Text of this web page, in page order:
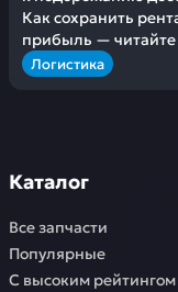
Как сохранить
прибыль —
Логистика
Каталог
Все запчасти
Популярные
С высоким рейтингом